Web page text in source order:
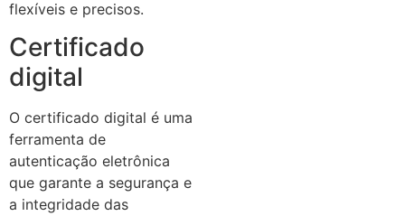
flexíveis e precisos.
Certificado
digital
O certificado digital é uma
ferramenta de
autenticação eletrônica
que garante a segurança e
a integridade das